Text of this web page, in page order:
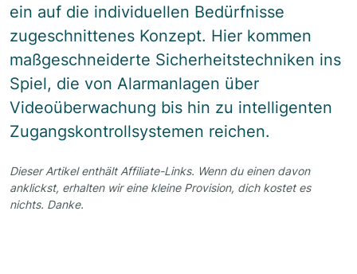
ein auf die individuellen Bedürfnisse
zugeschnittenes Konzept. Hier kommen
maßgeschneiderte Sicherheitstechniken ins
Spiel, die von Alarmanlagen über
Videoüberwachung bis hin zu intelligenten
Zugangskontrollsystemen reichen.
Dieser Artikel enthält Affiliate-Links. Wenn du einen davon
anklickst, erhalten wir eine kleine Provision, dich kostet es
nichts. Danke.